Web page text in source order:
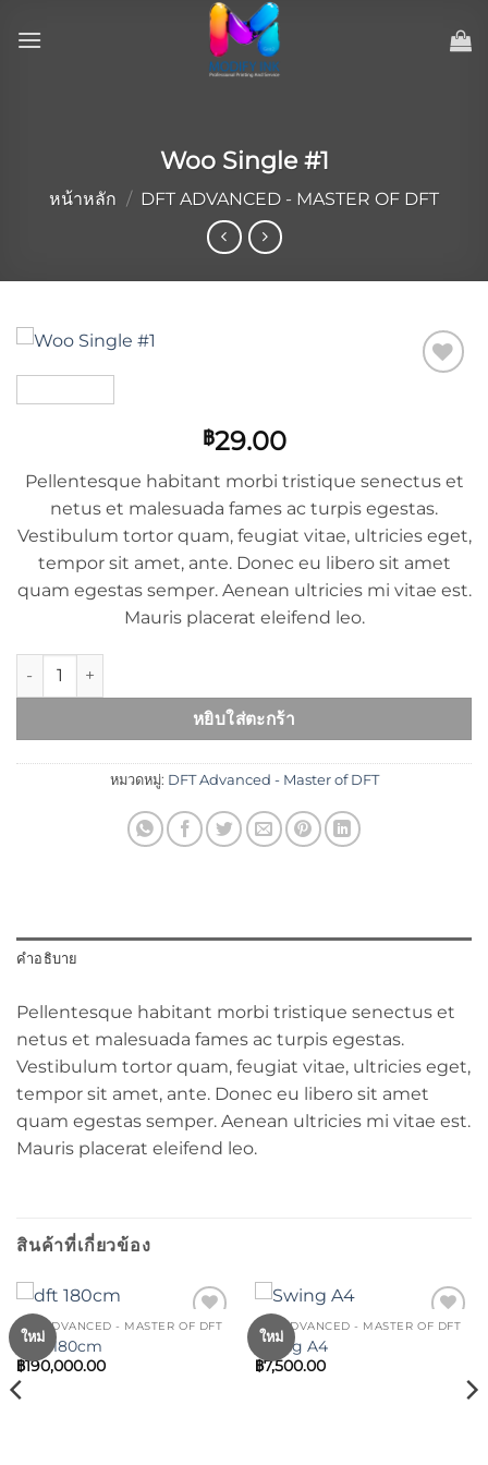
Woo Single #1
หน้าหลัก / DFT ADVANCED - MASTER OF DFT
฿29.00
Pellentesque habitant morbi tristique senectus et
netus et malesuada fames ac turpis egestas.
Vestibulum tortor quam, feugiat vitae, ultricies eget,
tempor sit amet, ante. Donec eu libero sit amet
quam egestas semper. Aenean ultricies mi vitae est.
Mauris placerat eleifend leo.
จำนวน Woo Single #1 ชิ้น
หยิบใส่ตะกร้า
หมวดหมู่: DFT Advanced - Master of DFT
คำอธิบาย
Pellentesque habitant morbi tristique senectus et
netus et malesuada fames ac turpis egestas.
Vestibulum tortor quam, feugiat vitae, ultricies eget,
tempor sit amet, ante. Donec eu libero sit amet
quam egestas semper. Aenean ultricies mi vitae est.
Mauris placerat eleifend leo.
สินค้าที่เกี่ยวข้อง
ใหม่
DFT ADVANCED - MASTER OF DFT
DFT 180cm
฿190,000.00
ใหม่
DFT ADVANCED - MASTER OF DFT
Swing A4
฿7,500.00